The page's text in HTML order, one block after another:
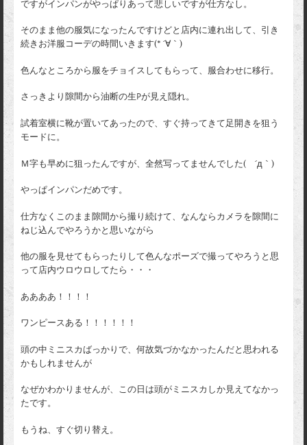
ですがインパンがやっぱりあって悲しいですが仕方なし。
そのまま他の服気になったんですけどと店内に連れ出して、引き
続きお洋服コーデの時間いきます(* ´∀｀)
色んなところから服をチョイスしてもらって、服合わせに移行。
さっきより隙間から油断の生Pが見え隠れ。
試着室横に靴が置いてあったので、すぐ持ってきて足開きを狙う
モードに。
Ｍ字も早めに狙ったんですが、全然写ってませんでした( ´д｀)
やっぱインパンだめです。
仕方なくこのまま隙間から撮り続けて、なんならカメラを隙間に
ねじ込んでやろうかと思いながら
他の服を見せてもらったりして色んなポーズで撮ってやろうと思
って店内ウロウロしてたら・・・
ああああ！！！！
ワンピースある！！！！！！
頭の中ミニスカばっかりで、何故気づかなかったんだと思われる
かもしれませんが
なぜかわかりませんが、この日は頭がミニスカしか見えてなかっ
たです。
もうね、すぐ切り替え。